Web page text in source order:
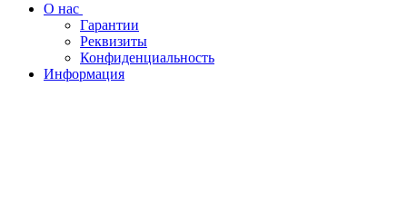
О нас
Гарантии
Реквизиты
Конфиденциальность
Информация